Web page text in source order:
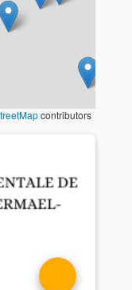
contributors